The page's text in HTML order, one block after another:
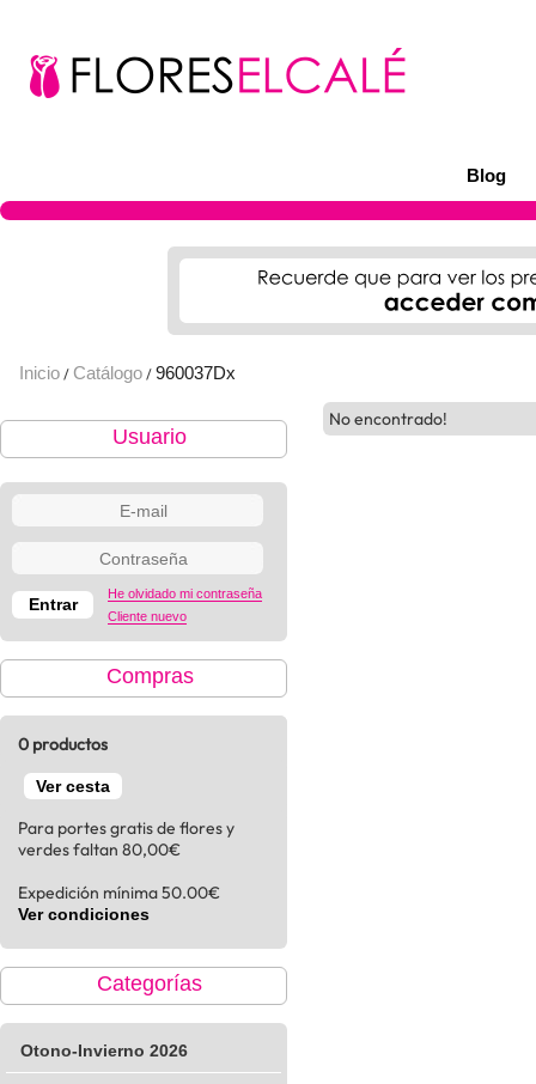
Blog
Inicio / Catálogo / 960037Dx
Usuario
He olvidado mi contraseña
Cliente nuevo
Compras
0 productos
Ver cesta
Para portes gratis de flores y
verdes faltan 80,00€
Expedición mínima 50.00€
Ver condiciones
Categorías
Otono-Invierno 2026
No encontrado!